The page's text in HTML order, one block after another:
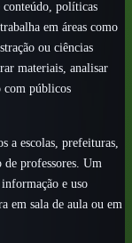
conteúdo, políticas
em áreas como
ou ciências
materiais, analisar
com públicos
a escolas, prefeituras,
de professores. Um
e uso
em sala de aula ou em